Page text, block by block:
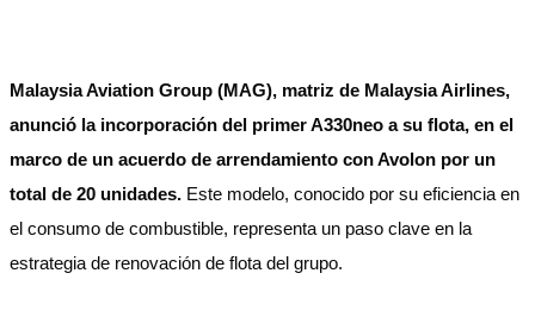
Malaysia Aviation Group (MAG), matriz de Malaysia Airlines,
anunció la incorporación del primer A330neo a su flota, en el
marco de un acuerdo de arrendamiento con Avolon por un
total de 20 unidades. Este modelo, conocido por su eficiencia en
el consumo de combustible, representa un paso clave en la
estrategia de renovación de flota del grupo.